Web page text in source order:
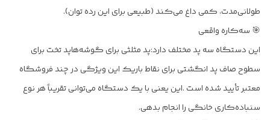
طولانی‌مدت، کمی داغ می‌کند (طبیعی برای این رده توان).
🎯 سه‌کاره واقعی
این دستگاه سه پد مختلف دارد:پد مثلثی برای گوشه‌هاپد تخت برای
سطوح صاف پد انگشتی برای نقاط باریک این ویژگی در چند فروشگاه
معتبر تأیید شده است .این یعنی با یک دستگاه می‌توانی تقریباً هر نوع
سنباده‌کاری خانگی را انجام بدهی.